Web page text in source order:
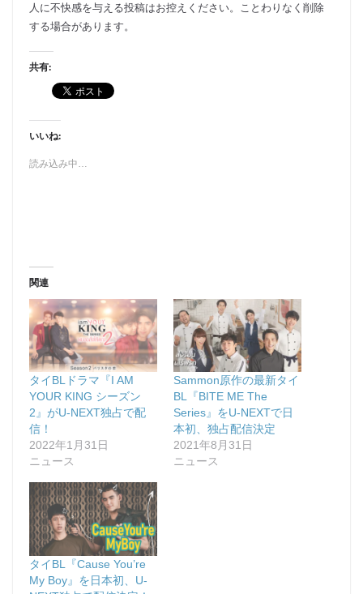
人に不快感を与える投稿はお控えください。ことわりなく削除
する場合があります。
共有:
いいね:
読み込み中…
関連
タイBLドラマ『I AM
YOUR KING シーズン
2』がU-NEXT独占で配
信！
2022年1月31日
ニュース
Sammon原作の最新タイ
BL『BITE ME The
Series』をU-NEXTで日
本初、独占配信決定
2021年8月31日
ニュース
タイBL『Cause You’re
My Boy』を日本初、U-